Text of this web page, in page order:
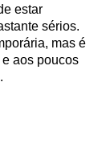
estar
sérios.
mas é
aos poucos